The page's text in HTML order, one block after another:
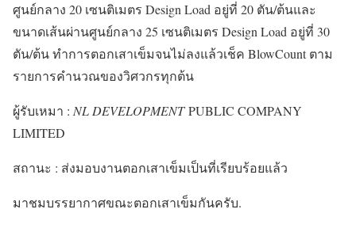
ศูนย์กลาง 20 เซนติเมตร Design Load อยู่ที่ 20 ตัน/ต้นและ
ขนาดเส้นผ่านศูนย์กลาง 25 เซนติเมตร Design Load อยู่ที่ 30
ตัน/ต้น ทำการตอกเสาเข็มจนไม่ลงแล้วเช็ค BlowCount ตาม
รายการคำนวณของวิศวกรทุกต้น
ผู้รับเหมา : NL DEVELOPMENTPUBLIC COMPANY
LIMITED
สถานะ : ส่งมอบงานตอกเสาเข็มเป็นที่เรียบร้อยแล้ว
มาชมบรรยากาศขณะตอกเสาเข็มกันครับ.